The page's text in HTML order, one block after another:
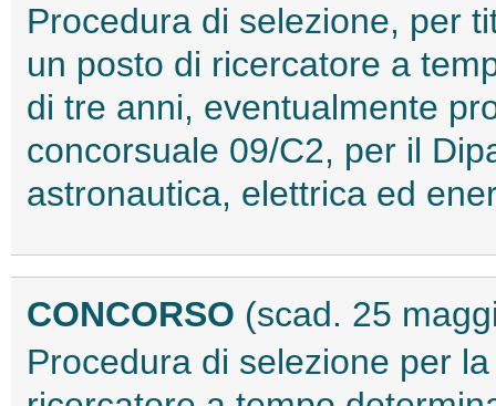
Procedura di selezione, per
un posto di ricercatore a
di tre anni, eventualmente
concorsuale 09/C2, per il
astronautica, elettrica ed
CONCORSO (scad. 25
Procedura di selezione per